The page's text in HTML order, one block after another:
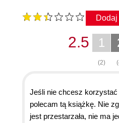
1
(2)
2.5
Jeśli nie chcesz korzystać
polecam tą książkę. Nie
jest przestarzała, nie ma